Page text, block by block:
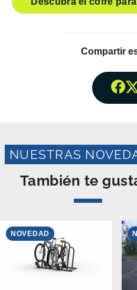
Compartir
NUESTRAS
También te
NOVEDAD